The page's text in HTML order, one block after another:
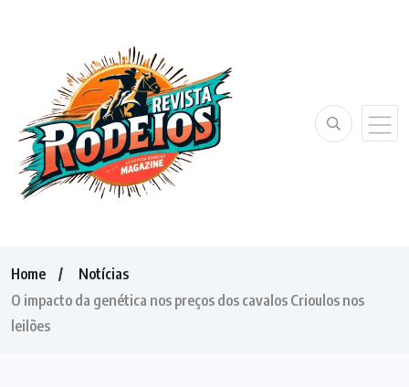
Home
Notícias
O impacto da genética nos preços dos cavalos Crioulos nos
leilões